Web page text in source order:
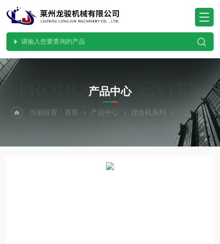
PRODUCTS CENTER
产品中心
当前位置：首页 产品中心 捏合机系列 电加热捏合机